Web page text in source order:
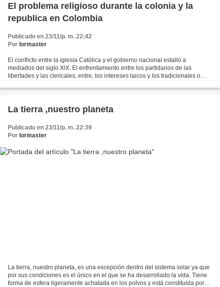
El problema religioso durante la colonia y la
republica en Colombia
Publicado en 23/11/p. m. 22:42
Por lormaster
El conflicto entre la iglesia Católica y el gobierno nacional estalló a
mediados del siglo XlX. El enfrentamiento entre los partidarios de las
libertades y las clericales, entre, los intereses laicos y los tradicionales o
La tierra ,nuestro planeta
Publicado en 23/11/p. m. 22:39
Por lormaster
La tierra, nuestro planeta, es una excepción dentro del sistema solar ya que
por sus condiciones es el único en el que se ha desarrollado la vida. Tiene
forma de esfera ligeramente achatada en los polvos y está constituida por